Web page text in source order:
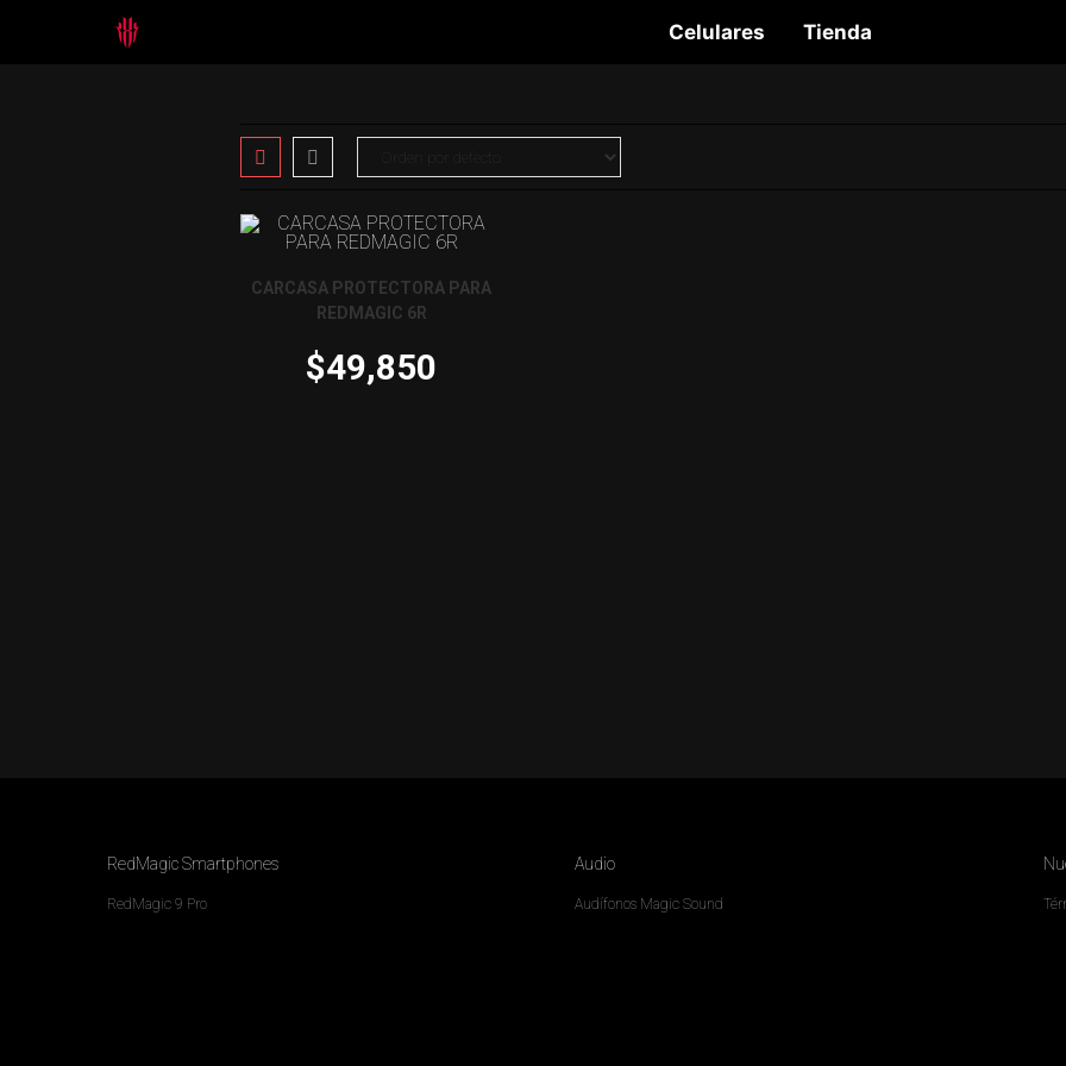
Celulares Tienda
CARCASA PROTECTORA PARA
REDMAGIC 6R
$49,850
RedMagic Smartphones
RedMagic 9 Pro
Audio
Audífonos Magic Sound